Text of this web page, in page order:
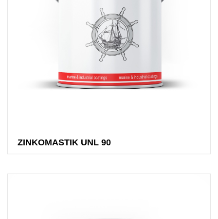
ZINKOMASTIK UNL 90